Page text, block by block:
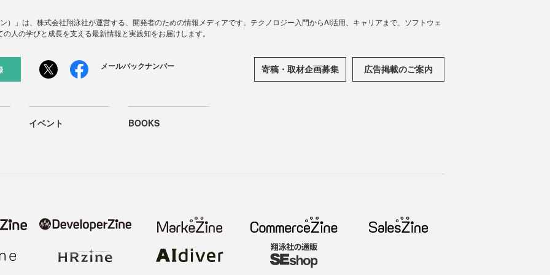
）」は、株式会社翔泳社が運営する、開発者のための情報メディアです。テクノロジー入門からAI活用、キャリアまで、ソフトウェ
人の学びと成長を支える最新情報と実践知をお届けします。
メールバックナンバー 寄稿・取材企画募集 広告掲載のご案内
イベント BOOKS